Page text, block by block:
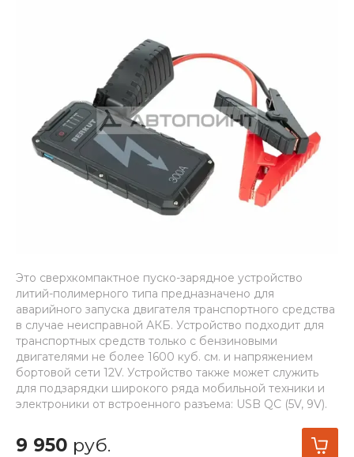
Это сверхкомпактное пуско-зарядное устройство
литий-полимерного типа предназначено для
аварийного запуска двигателя транспортного средства
в случае неисправной АКБ. Устройство подходит для
транспортных средств только с бензиновыми
двигателями не более 1600 куб. см. и напряжением
бортовой сети 12V. Устройство также может служить
для подзарядки широкого ряда мобильной техники и
электроники от встроенного разъема: USB QC (5V, 9V).
9 950 руб.